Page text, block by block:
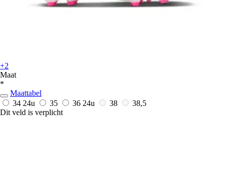
+2
Maat
*
Maattabel
34 24u 35 36 24u 38
38,5
Dit veld is verplicht